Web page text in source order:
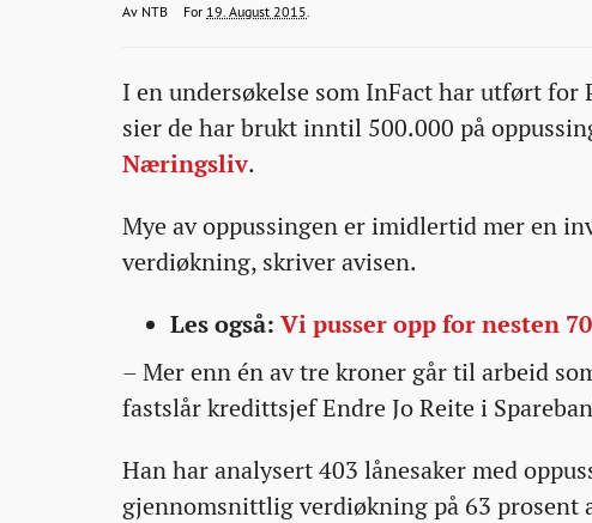
bolig-
for-
over-
500-
000/
Av NTBntb@bonansa.no
2015-
19T10:11:20+00:00
2015-
19T10:11:20+00:00
2015-
19T10:19:49+00:00
For 19. August 2015.
I en undersøkelse som InFact har utført
sier de har brukt inntil 500.000 på
Næringsliv.
Mye av oppussingen er imidlertid mer en
verdiøkning, skriver avisen.
Les også: Vi pusser opp for nesten
– Mer enn én av tre kroner går til arbeid
fastslår kredittsjef Endre Jo Reite i
Han har analysert 403 lånesaker med
gjennomsnittlig verdiøkning på 63 prosent